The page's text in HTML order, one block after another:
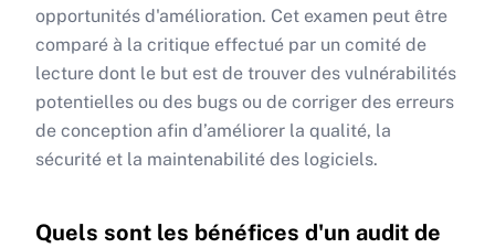
opportunités d'amélioration. Cet examen peut être
comparé à la critique effectué par un comité de
lecture dont le but est de trouver des vulnérabilités
potentielles ou des bugs ou de corriger des erreurs
de conception afin d’améliorer la qualité, la
sécurité et la maintenabilité des logiciels.
Quels sont les bénéfices d'un audit de